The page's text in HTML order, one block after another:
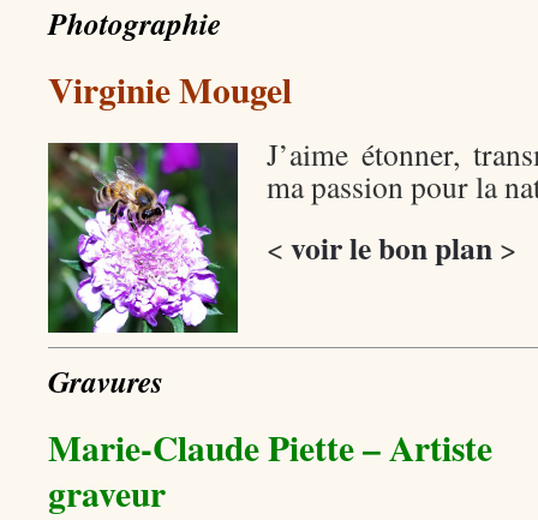
Photographie
Virginie Mougel
J’aime étonner,
ma passion pour la
< voir le bon plan >
Gravures
Marie-Claude Piette – Artiste
graveur